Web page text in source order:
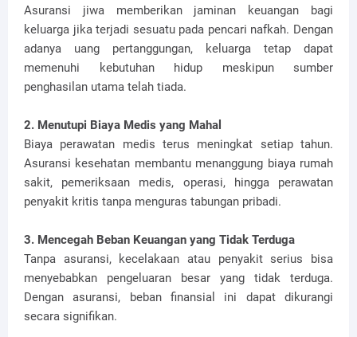
Asuransi jiwa memberikan jaminan keuangan bagi
keluarga jika terjadi sesuatu pada pencari nafkah. Dengan
adanya uang pertanggungan, keluarga tetap dapat
memenuhi kebutuhan hidup meskipun sumber
penghasilan utama telah tiada.
2. Menutupi Biaya Medis yang Mahal
Biaya perawatan medis terus meningkat setiap tahun.
Asuransi kesehatan membantu menanggung biaya rumah
sakit, pemeriksaan medis, operasi, hingga perawatan
penyakit kritis tanpa menguras tabungan pribadi.
3. Mencegah Beban Keuangan yang Tidak Terduga
Tanpa asuransi, kecelakaan atau penyakit serius bisa
menyebabkan pengeluaran besar yang tidak terduga.
Dengan asuransi, beban finansial ini dapat dikurangi
secara signifikan.